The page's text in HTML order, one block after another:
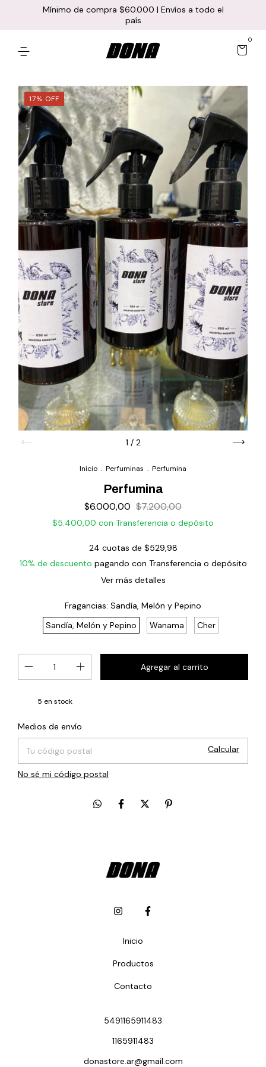
Mínimo de compra $60.000 | Envíos a todo el
país
0
17% OFF
1 / 2
Inicio . Perfuminas . Perfumina
Perfumina
$6.000,00 $7.200,00
$5.400,00 con Transferencia o depósito
24 cuotas de $529,98
10% de descuento pagando con Transferencia o depósito
Ver más detalles
Fragancias: Sandía, Melón y Pepino
Sandía, Melón y Pepino
Wanama Cher
5 en stock
Entregas para el CP:
Medios de envío
Calcular
No sé mi código postal
Inicio
Productos
Contacto
5491165911483
1165911483
donastore.ar@gmail.com